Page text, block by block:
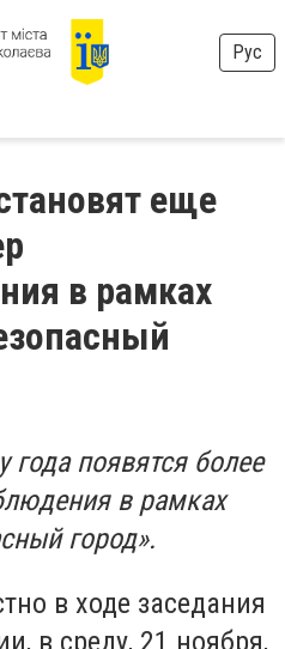
Рус
еще
в рамках
года появятся более
в рамках
город».
в ходе заседания
в среду, 21 ноября,